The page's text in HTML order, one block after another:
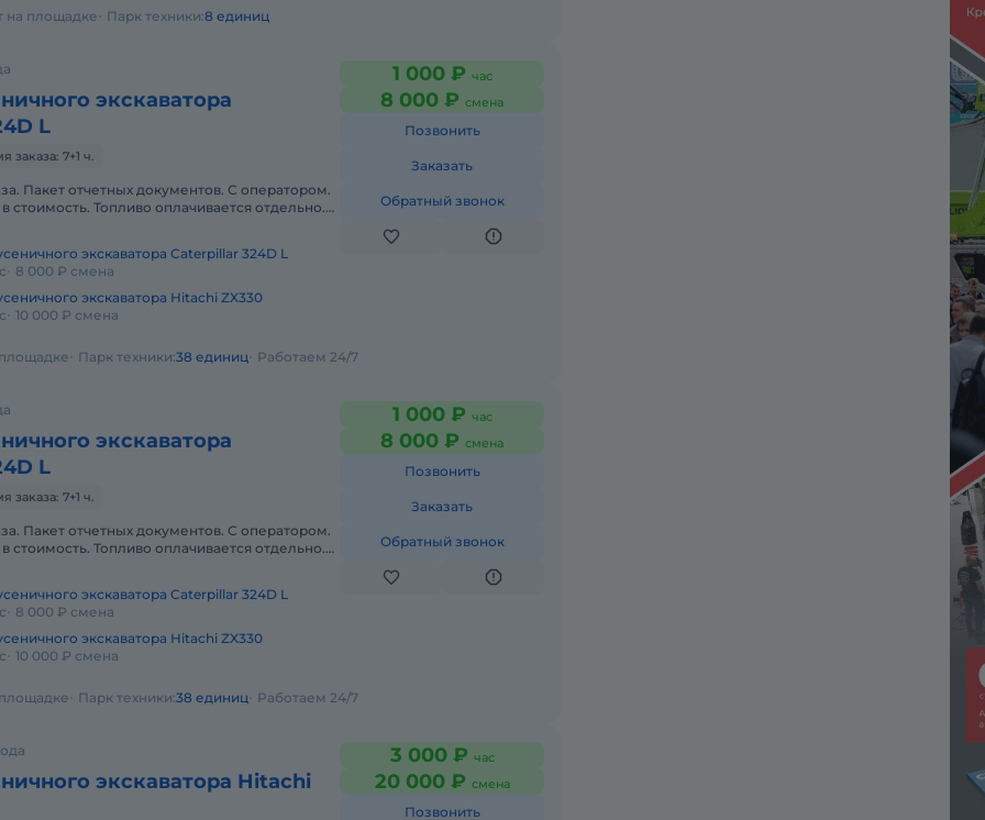
на площадке Парк техники:8 единиц
экскаватора
L
7+1 ч.
Пакет отчетных документов. С оператором.
стоимость. Топливо оплачивается отдельно.
экскаватора Caterpillar 324D L
8 000 ₽ смена
экскаватора Hitachi ZX330
10 000 ₽ смена
1 000 ₽ час
8 000 ₽ смена
Позвонить
Заказать
Обратный звонок
Парк техники:38 единиц Работаем 24/7
экскаватора
L
7+1 ч.
Пакет отчетных документов. С оператором.
стоимость. Топливо оплачивается отдельно.
экскаватора Caterpillar 324D L
8 000 ₽ смена
экскаватора Hitachi ZX330
10 000 ₽ смена
1 000 ₽ час
8 000 ₽ смена
Позвонить
Заказать
Обратный звонок
Парк техники:38 единиц Работаем 24/7
экскаватора Hitachi
3 000 ₽ час
20 000 ₽ смена
Позвонить